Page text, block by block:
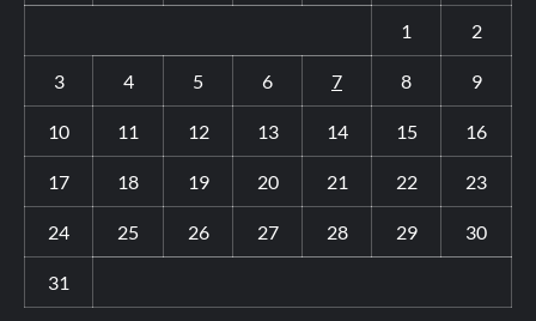
1 2
3 4 5 6 7 8 9
10 11 12 13 14 15 16
17 18 19 20 21 22 23
24 25 26 27 28 29 30
31